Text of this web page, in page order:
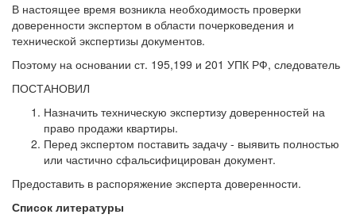
В настоящее время возникла необходимость проверки
доверенности экспертом в области почерковедения и
технической экспертизы документов.
Поэтому на основании ст. 195,199 и 201 УПК РФ, следователь
ПОСТАНОВИЛ
Назначить техническую экспертизу доверенностей на
право продажи квартиры.
Перед экспертом поставить задачу - выявить полностью
или частично сфальсифицирован документ.
Предоставить в распоряжение эксперта доверенности.
Список литературы